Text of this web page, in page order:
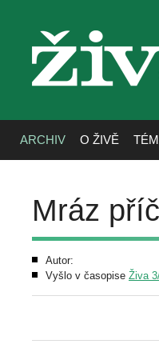
živa
ARCHIV O ŽIVĚ
Mráz
Autor:
Vyšlo v časopise Živa